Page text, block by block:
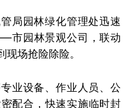
局园林绿化管理处迅速
市园林景观公司，联动
场抢险除险。
业设备、作业人员、公
配合，快速实施临时封